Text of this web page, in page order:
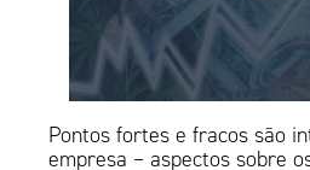
Pontos fortes e fracos são
empresa – aspectos sobre